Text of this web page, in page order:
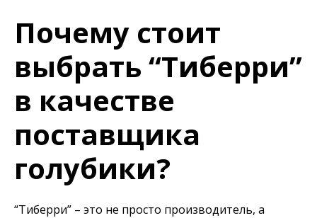
Почему стоит
выбрать “Тиберри”
в качестве
поставщика
голубики?
“Тиберри” – это не просто производитель, а